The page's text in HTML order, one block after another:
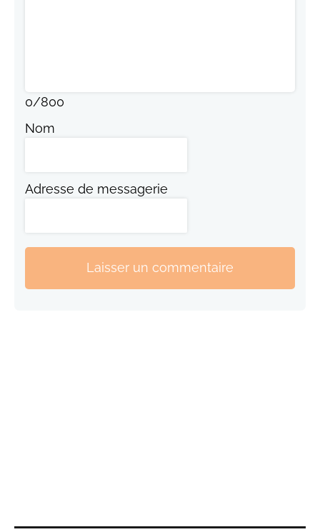
0/800
Nom
Adresse de messagerie
Laisser un commentaire